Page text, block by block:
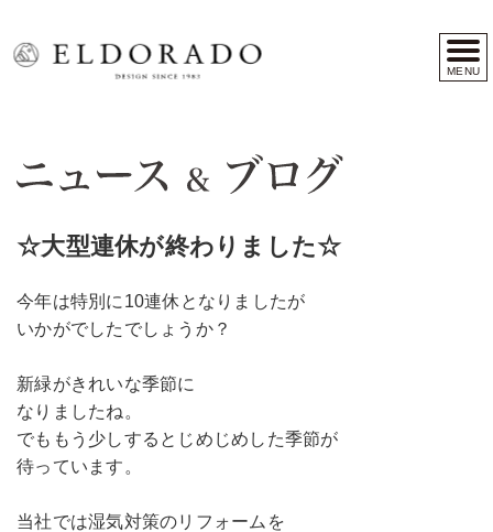
MENU
☆大型連休が終わりました☆
今年は特別に10連休となりましたが
いかがでしたでしょうか？
新緑がきれいな季節に
なりましたね。
でももう少しするとじめじめした季節が
待っています。
当社では湿気対策のリフォームを